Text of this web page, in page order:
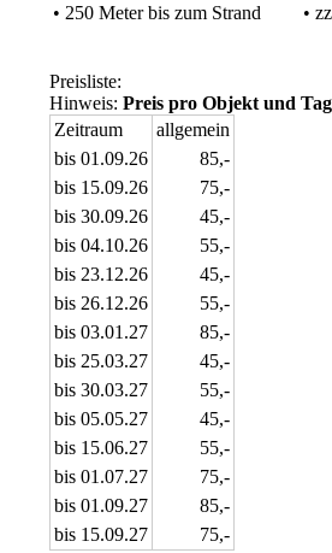
• 250 Meter bis zum Strand •
Preisliste:
Hinweis: Preis pro Objekt und Tag
Zeitraum
allgemein
bis 01.09.26
85,-
bis 15.09.26
75,-
bis 30.09.26
45,-
bis 04.10.26
55,-
bis 23.12.26
45,-
bis 26.12.26
55,-
bis 03.01.27
85,-
bis 25.03.27
45,-
bis 30.03.27
55,-
bis 05.05.27
45,-
bis 15.06.27
55,-
bis 01.07.27
75,-
bis 01.09.27
85,-
bis 15.09.27
75,-